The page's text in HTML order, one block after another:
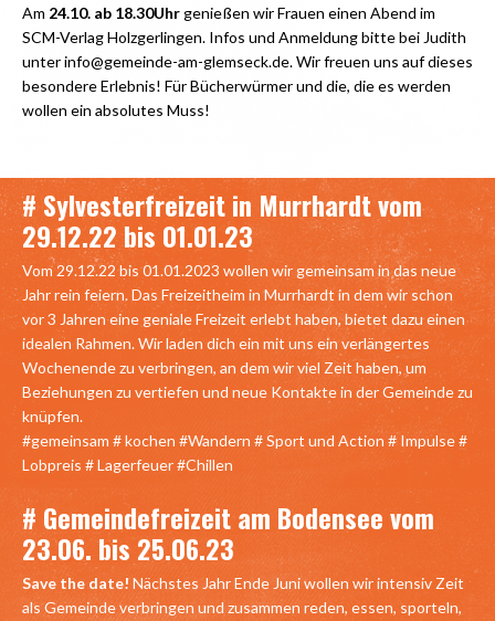
Am 24.10. ab 18.30Uhrgenießen wir Frauen einen Abend im
SCM-Verlag Holzgerlingen. Infos und Anmeldung bitte bei Judith
unter info@gemeinde-am-glemseck.de. Wir freuen uns auf dieses
besondere Erlebnis! Für Bücherwürmer und die, die es werden
wollen ein absolutes Muss!
# Sylvesterfreizeit in Murrhardt vom
29.12.22 bis 01.01.23
Vom 29.12.22 bis 01.01.2023 wollen wir gemeinsam in das neue
Jahr rein feiern. Das Freizeitheim in Murrhardt in dem wir schon
vor 3 Jahren eine geniale Freizeit erlebt haben, bietet dazu einen
idealen Rahmen. Wir laden dich ein mit uns ein verlängertes
Wochenende zu verbringen, an dem wir viel Zeit haben, um
Beziehungen zu vertiefen und neue Kontakte in der Gemeinde zu
knüpfen.
#gemeinsam # kochen #Wandern # Sport und Action # Impulse #
Lobpreis # Lagerfeuer #Chillen
# Gemeindefreizeit am Bodensee vom
23.06. bis 25.06.23
Save the date!Nächstes Jahr Ende Juni wollen wir intensiv Zeit
als Gemeinde verbringen und zusammen reden, essen, sporteln,